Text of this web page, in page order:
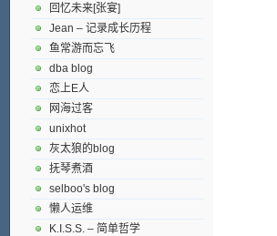
回忆未来[张宴]
Jean – 记录成长历程
鱼常游而忘飞
dba blog
恋上E人
网海过客
unixhot
灰太狼的blog
抚琴煮酒
selboo's blog
懒人运维
K.I.S.S. – 简单哲学